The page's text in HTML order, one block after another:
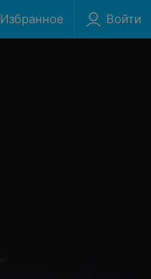
Избранное Войти